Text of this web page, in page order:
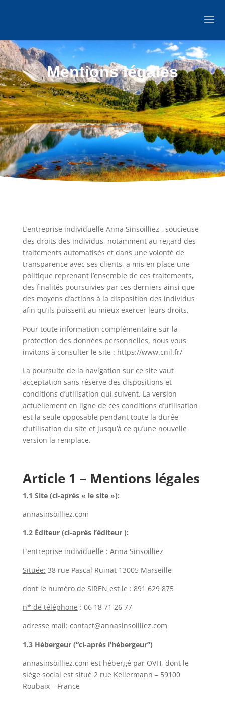
Mentions légales
L’entreprise individuelle Anna Sinsoilliez , soucieuse
des droits des individus, notamment au regard des
traitements automatisés et dans une volonté de
transparence avec ses clients, a mis en place une
politique reprenant l’ensemble de ces traitements,
des finalités poursuivies par ces derniers ainsi que
des moyens d’actions à la disposition des individus
afin qu’ils puissent au mieux exercer leurs droits.
Pour toute information complémentaire sur la
protection des données personnelles, nous vous
invitons à consulter le site : https://www.cnil.fr/
La poursuite de la navigation sur ce site vaut
acceptation sans réserve des dispositions et
conditions d’utilisation qui suivent. La version
actuellement en ligne de ces conditions d’utilisation
est la seule opposable pendant toute la durée
d’utilisation du site et jusqu’à ce qu’une nouvelle
version la remplace.
Article 1 – Mentions légales
1.1 Site (ci-après « le site »):
annasinsoilliez.com
1.2 Éditeur (ci-après l’éditeur ):
L’entreprise individuelle : Anna Sinsoilliez
Située: 38 rue Pascal Ruinat 13005 Marseille
dont le numéro de SIREN est le : 891 629 875
n* de téléphone : 06 18 71 26 77
adresse mail: contact@annasinsoilliez.com
1.3 Hébergeur (“ci-après l’hébergeur”)
annasinsoilliez.com est hébergé par OVH, dont le
siège social est situé 2 rue Kellermann – 59100
Roubaix – France